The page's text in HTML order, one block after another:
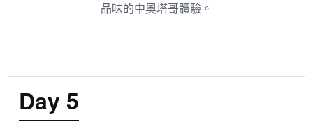
品味的中奧塔哥體驗。
Day 5